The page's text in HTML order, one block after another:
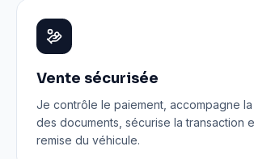
Vente sécurisée
Je contrôle le paiement, accompagne
des documents, sécurise la transaction
remise du véhicule.